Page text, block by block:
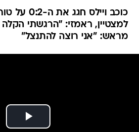
כוכב ויילס
למצטיין, ראמזי: "הרגשתי
מראש: "אני רוצה להתנצל"